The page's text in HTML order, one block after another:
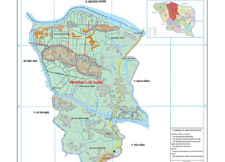
UBND phường Lưu Kiếm thông báo Về việc niêm yết công khai kết quả
kiểm tra hồ sơ đăng ký, cấp Giấy...
ĐOÀN KIỂM TRA CỦA BAN THƯỜNG VỤ THÀNH ỦY HẢI PHÒNG VỀ
CÔNG TÁC KHOA HỌC, CÔNG NGHỆ, ĐỔI MỚI SÁNG...
UBND phường Lưu Kiếm thông báo Về việc niêm yết công khai kết quả
kiểm tra hồ sơ đăng ký, cấp Giấy...
Niêm yết công khai về việc mất Quyết định giao đất cho công dân làm
nhà ở của ông Trịnh Văn Tài tại...
THUẾ CƠ SỞ 1 THÀNH PHỐ HẢI PHÒNG HƯỚNG DẪN KÊ KHAI THÔNG
BÁO DOANH THU 6 THÁNG ĐẦU NĂM ĐỐI VỚI HỘ...